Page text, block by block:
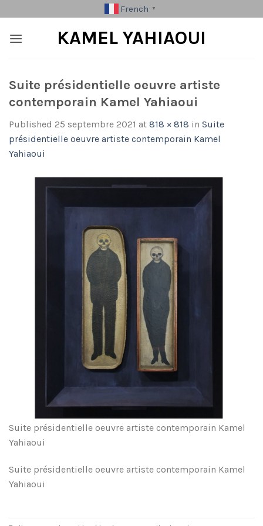
to
content
French ▼
KAMEL YAHIAOUI
Suite présidentielle oeuvre artiste
contemporain Kamel Yahiaoui
Published 25 septembre 2021 at 818 × 818 in Suite
présidentielle oeuvre artiste contemporain Kamel
Yahiaoui
Suite présidentielle oeuvre artiste contemporain Kamel
Yahiaoui
Suite présidentielle oeuvre artiste contemporain Kamel
Yahiaoui